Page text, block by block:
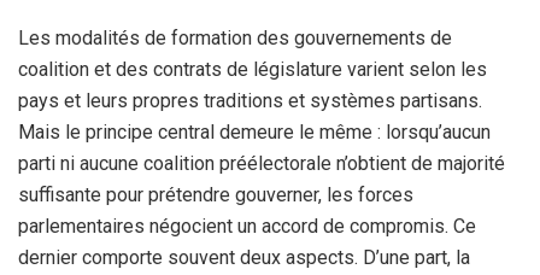
Les modalités de formation des gouvernements de
coalition et des contrats de législature varient selon les
pays et leurs propres traditions et systèmes partisans.
Mais le principe central demeure le même : lorsqu’aucun
parti ni aucune coalition préélectorale n’obtient de majorité
suffisante pour prétendre gouverner, les forces
parlementaires négocient un accord de compromis. Ce
dernier comporte souvent deux aspects. D’une part, la